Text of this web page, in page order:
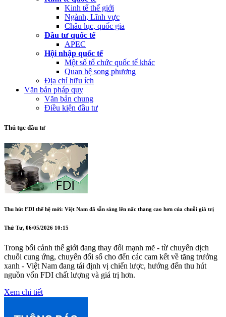
Kinh tế thế giới
Ngành, Lĩnh vực
Châu lục, quốc gia
Đầu tư quốc tế
APEC
Hội nhập quốc tế
Một số tổ chức quốc tế khác
Quan hệ song phương
Địa chỉ hữu ích
Văn bản pháp quy
Văn bản chung
Điều kiện đầu tư
Thủ tục đầu tư
Thu hút FDI thế hệ mới: Việt Nam đã sẵn sàng lên nấc thang cao hơn của chuỗi giá trị
Thứ Tư, 06/05/2026 10:15
Trong bối cảnh thế giới đang thay đổi mạnh mẽ - từ chuyển dịch
chuỗi cung ứng, chuyển đổi số cho đến các cam kết về tăng trưởng
xanh - Việt Nam đang tái định vị chiến lược, hướng đến thu hút
nguồn vốn FDI chất lượng và giá trị hơn.
Xem chi tiết